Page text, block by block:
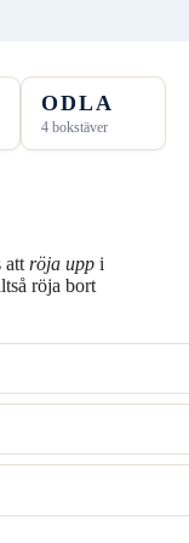
ODLA
4 bokstäver
att röja upp i
röja bort